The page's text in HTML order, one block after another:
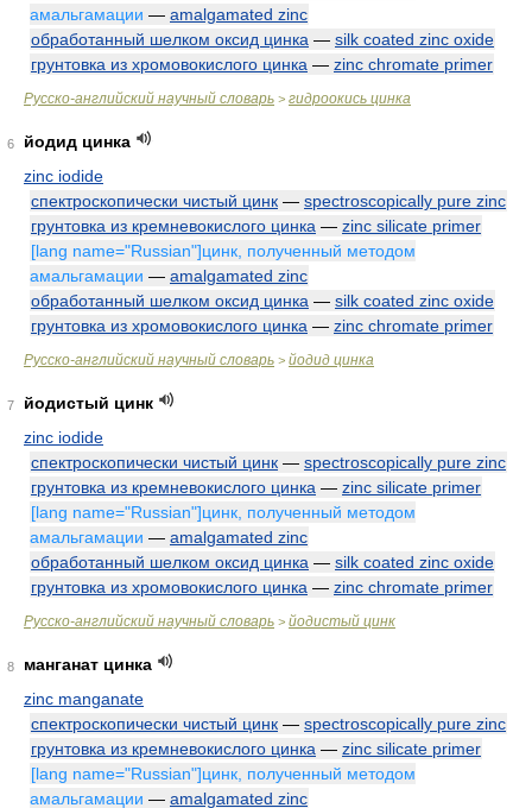
амальгамации — amalgamated zinc
обработанный шелком оксид цинка — silk coated zinc oxide
грунтовка из хромовокислого цинка — zinc chromate primer
Русско-английский научный словарь > гидроокись цинка
6
йодид цинка
zinc iodide
спектроскопически чистый цинк — spectroscopically pure zinc
грунтовка из кремневокислого цинка — zinc silicate primer
[lang name="Russian"]цинк, полученный методом
амальгамации — amalgamated zinc
обработанный шелком оксид цинка — silk coated zinc oxide
грунтовка из хромовокислого цинка — zinc chromate primer
Русско-английский научный словарь > йодид цинка
7
йодистый цинк
zinc iodide
спектроскопически чистый цинк — spectroscopically pure zinc
грунтовка из кремневокислого цинка — zinc silicate primer
[lang name="Russian"]цинк, полученный методом
амальгамации — amalgamated zinc
обработанный шелком оксид цинка — silk coated zinc oxide
грунтовка из хромовокислого цинка — zinc chromate primer
Русско-английский научный словарь > йодистый цинк
8
манганат цинка
zinc manganate
спектроскопически чистый цинк — spectroscopically pure zinc
грунтовка из кремневокислого цинка — zinc silicate primer
[lang name="Russian"]цинк, полученный методом
амальгамации — amalgamated zinc